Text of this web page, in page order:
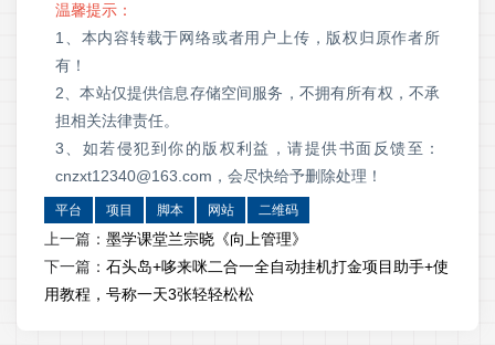
温馨提示：
1、本内容转载于网络或者用户上传，版权归原作者所
有！
2、本站仅提供信息存储空间服务，不拥有所有权，不承
担相关法律责任。
3、如若侵犯到你的版权利益，请提供书面反馈至：
cnzxt12340@163.com，会尽快给予删除处理！
平台 项目 脚本 网站 二维码
上一篇： 墨学课堂兰宗晓《向上管理》
下一篇： 石头岛+哆来咪二合一全自动挂机打金项目助手+使
用教程，号称一天3张轻轻松松